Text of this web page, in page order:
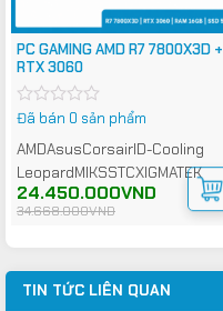
PC GAMING AMD R7 7800X3D +
RTX 3060
Được
hạng
0
5
sao
Đã bán 0 sản phẩm
AMDAsusCorsairID-Cooling
LeopardMIKSSTCXIGMATEK
34.668.000VND
Giá
gốc
là:
24.450.000VND
Giá
hiện
tại
TIN TỨC LIÊN QUAN